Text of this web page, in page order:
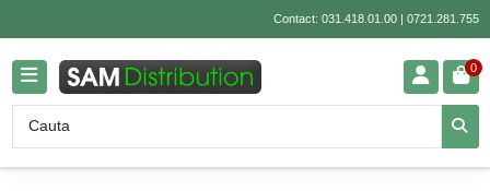
Contact: 031.418.01.00| 0721.281.755
0